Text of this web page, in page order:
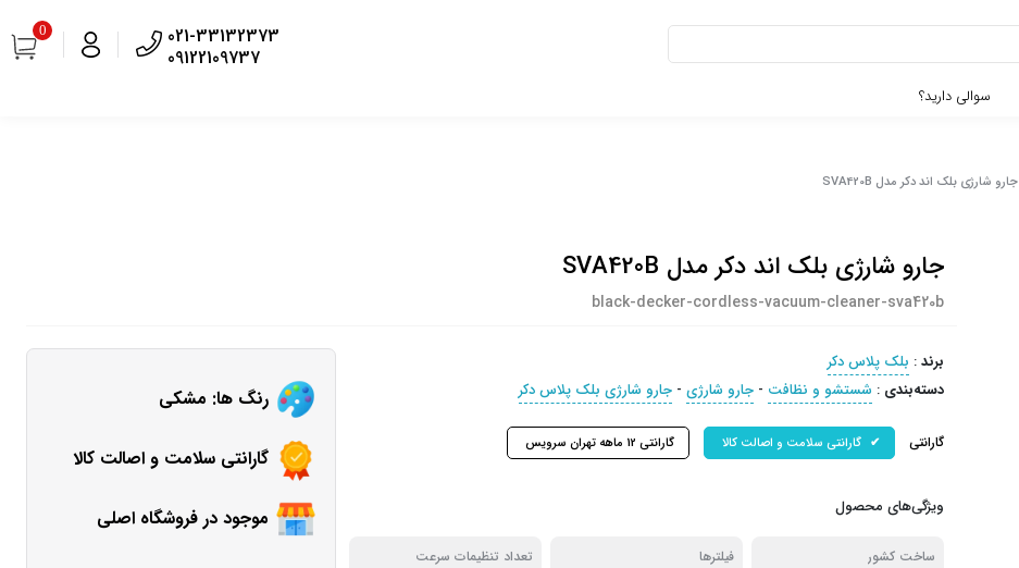
021-33132373
09122109737
0
سوالی دارید؟
جارو شارژی بلک اند دکر مدل SVA420B
جارو شارژی بلک اند دکر مدل SVA420B
black-decker-cordless-vacuum-cleaner-sva420b
برند: بلک پلاس دکر
دسته‌بندی : شستشو و نظافت - جارو شارژی - جارو شارژی بلک پلاس دکر
گارانتی گارانتی سلامت و اصالت کالا گارانتی 12 ماهه تهران سرویس
ویژگی‌های محصول
ساخت کشور فیلترها تعداد تنظیمات سرعت
رنگ ها: مشکی
گارانتی سلامت و اصالت کالا
موجود در فروشگاه اصلی